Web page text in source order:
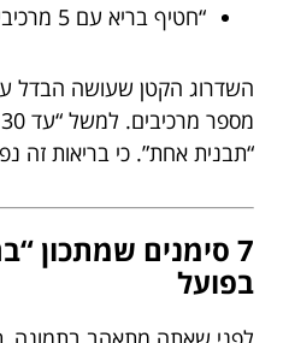
“חטיף בריא עם 5 מרכיבים”
השדרוג הקטן שעושה הבדל
“תבנית אחת”. כי בריאות זה
7 סימנים שמתכון
בפועל